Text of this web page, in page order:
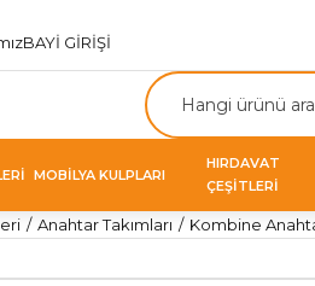
BAYİ GİRİŞİ
MOBİLYA KULPLARI
HIRDAVAT
ÇEŞİTLERİ
Anahtar Takımları Kombine